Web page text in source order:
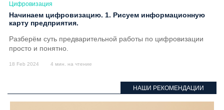
Цифровизация
Начинаем цифровизацию. 1. Рисуем информационную
карту предприятия.
Разберём суть предварительной работы по цифровизации
просто и понятно.
18 Feb 2024 4 мин. на чтение
НАШИ РЕКОМЕНДАЦИИ